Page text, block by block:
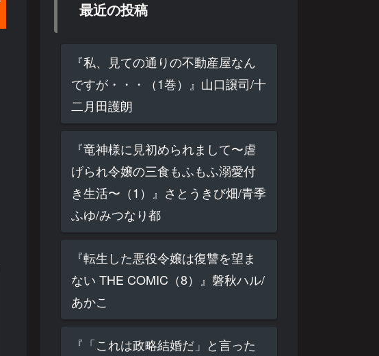
最近の投稿
『私、見ての通りの不動産屋なん
ですが・・・（1巻）』山口譲司/十
二月田護朗
『竜神様に見初められまして〜虐
げられ令嬢の三食もふもふ溺愛付
き生活〜（1）』さとうきび畑/青季
ふゆ/みつなり都
『転生した悪役令嬢は復讐を望ま
ない THE COMIC（8）』磐秋ハル/
あかこ
『「これは政略結婚だ」と言った